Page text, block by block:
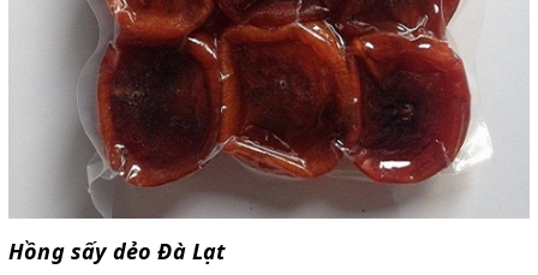
Hồng sấy dẻo Đà Lạt